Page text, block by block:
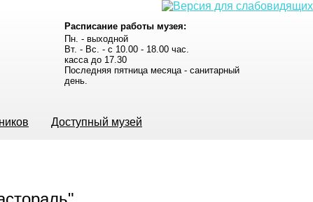
Расписание работы музея:
Пн. - выходной
Вт. - Вс. - с 10.00 - 18.00 час.
касса до 17.30
Последняя пятница месяца - санитарный
день.
Доступный музей